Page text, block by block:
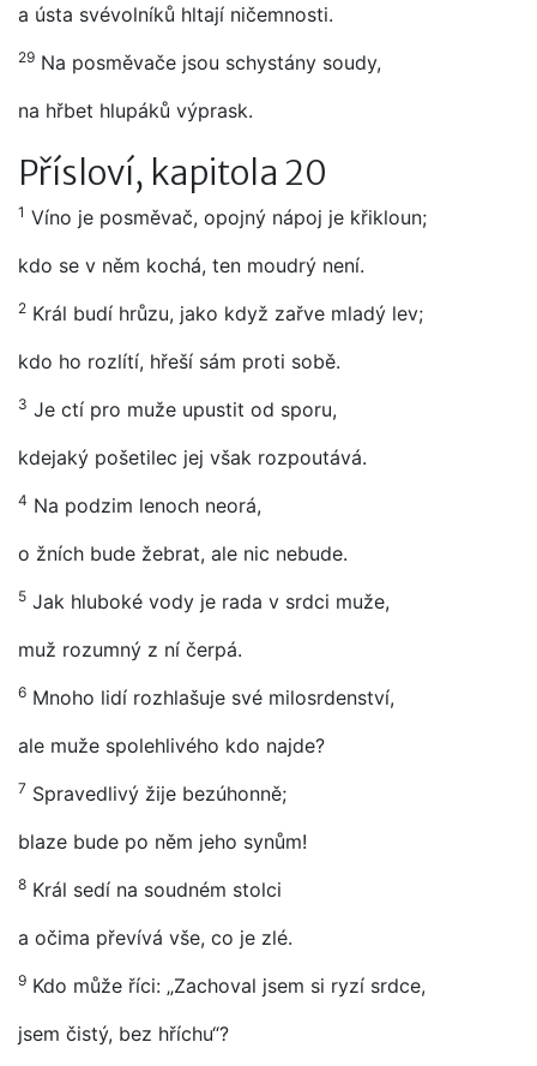
a ústa svévolníků hltají ničemnosti.
29 Na posměvače jsou schystány soudy,
na hřbet hlupáků výprask.
Přísloví, kapitola 20
1 Víno je posměvač, opojný nápoj je křikloun;
kdo se v něm kochá, ten moudrý není.
2 Král budí hrůzu, jako když zařve mladý lev;
kdo ho rozlítí, hřeší sám proti sobě.
3 Je ctí pro muže upustit od sporu,
kdejaký pošetilec jej však rozpoutává.
4 Na podzim lenoch neorá,
o žních bude žebrat, ale nic nebude.
5 Jak hluboké vody je rada v srdci muže,
muž rozumný z ní čerpá.
6 Mnoho lidí rozhlašuje své milosrdenství,
ale muže spolehlivého kdo najde?
7 Spravedlivý žije bezúhonně;
blaze bude po něm jeho synům!
8 Král sedí na soudném stolci
a očima převívá vše, co je zlé.
9 Kdo může říci: „Zachoval jsem si ryzí srdce,
jsem čistý, bez hříchu“?